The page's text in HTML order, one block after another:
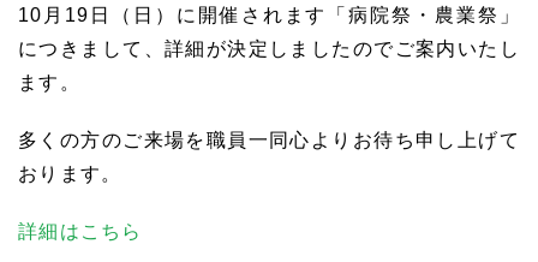
10月19日（日）に開催されます「病院祭・農業祭」
につきまして、詳細が決定しましたのでご案内いたし
ます。
多くの方のご来場を職員一同心よりお待ち申し上げて
おります。
詳細はこちら